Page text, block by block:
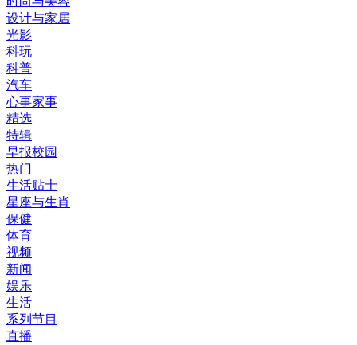
设计与家居
光影
科玩
科普
汽车
心事家事
精选
特辑
早报校园
热门
生活贴士
星座与生肖
保健
体育
视频
新闻
娱乐
生活
系列节目
直播